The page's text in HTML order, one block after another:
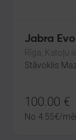
Jabra
Rīga, Katoļu
Stāvoklis
100.00 €
No 4.55€/